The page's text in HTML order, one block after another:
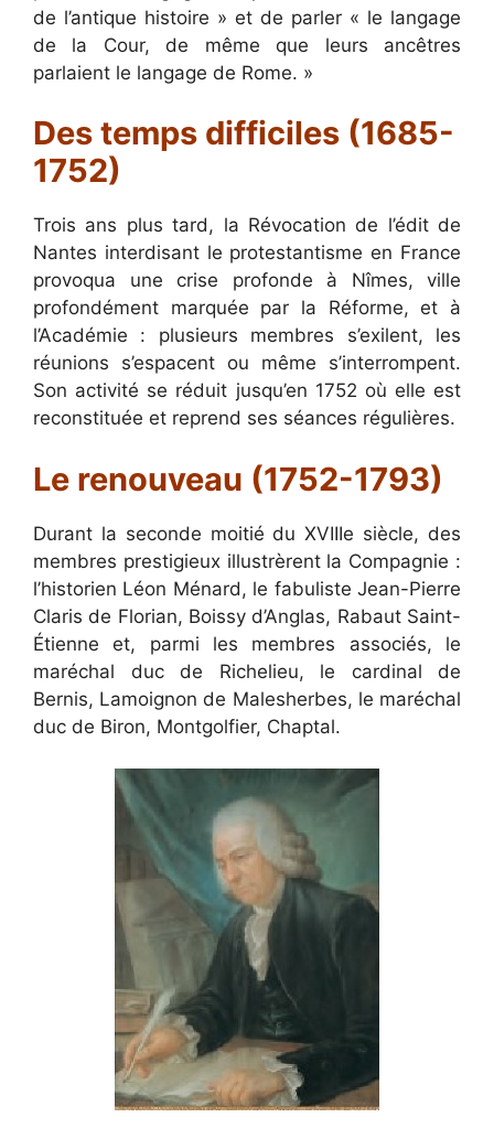
de l’antique histoire » et de parler « le langage
de la Cour, de même que leurs ancêtres
parlaient le langage de Rome. »
Des temps difficiles (1685-
1752)
Trois ans plus tard, la Révocation de l’édit de
Nantes interdisant le protestantisme en France
provoqua une crise profonde à Nîmes, ville
profondément marquée par la Réforme, et à
l’Académie : plusieurs membres s’exilent, les
réunions s’espacent ou même s’interrompent.
Son activité se réduit jusqu’en 1752 où elle est
reconstituée et reprend ses séances régulières.
Le renouveau (1752-1793)
Durant la seconde moitié du XVIIIe siècle, des
membres prestigieux illustrèrent la Compagnie :
l’historien Léon Ménard, le fabuliste Jean-Pierre
Claris de Florian, Boissy d’Anglas, Rabaut Saint-
Étienne et, parmi les membres associés, le
maréchal duc de Richelieu, le cardinal de
Bernis, Lamoignon de Malesherbes, le maréchal
duc de Biron, Montgolfier, Chaptal.